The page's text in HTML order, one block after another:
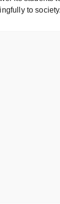
to society.